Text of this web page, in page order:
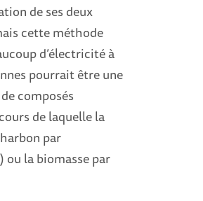
de ses deux
cette méthode
d’électricité à
pourrait être une
composés
de laquelle la
par
la biomasse par